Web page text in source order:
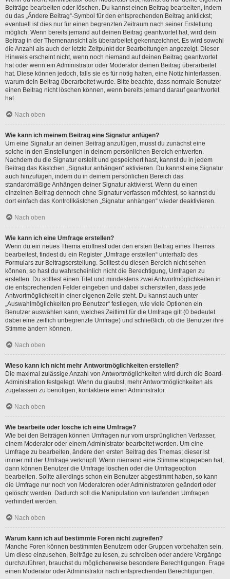
Beiträge bearbeiten oder löschen. Du kannst einen Beitrag bearbeiten, indem
du das „Ändere Beitrag“-Symbol für den entsprechenden Beitrag anklickst;
eventuell ist dies nur für einen begrenzten Zeitraum nach seiner Erstellung
möglich. Wenn bereits jemand auf deinen Beitrag geantwortet hat, wird dein
Beitrag in der Themenansicht als überarbeitet gekennzeichnet. Es wird sowohl
die Anzahl als auch der letzte Zeitpunkt der Bearbeitungen angezeigt. Dieser
Hinweis erscheint nicht, wenn noch niemand auf deinen Beitrag geantwortet
hat oder wenn ein Administrator oder Moderator deinen Beitrag überarbeitet
hat. Diese können jedoch, falls sie es für nötig halten, eine Notiz hinterlassen,
warum dein Beitrag überarbeitet wurde. Bitte beachte, dass normale Benutzer
einen Beitrag nicht löschen können, wenn bereits jemand darauf geantwortet
hat.
Nach oben
Wie kann ich meinem Beitrag eine Signatur anfügen?
Um eine Signatur an deinen Beitrag anzufügen, musst du zunächst eine
solche in den Einstellungen in deinem persönlichen Bereich entwerfen.
Nachdem du die Signatur erstellt und gespeichert hast, kannst du in jedem
Beitrag das Kästchen „Signatur anhängen“ aktivieren. Du kannst eine Signatur
auch hinzufügen, indem du in deinem persönlichen Bereich das
standardmäßige Anhängen deiner Signatur aktivierst. Wenn du einen
einzelnen Beitrag dennoch ohne Signatur verfassen möchtest, so kannst du
dort einfach das Kontrollkästchen „Signatur anhängen“ wieder deaktivieren.
Nach oben
Wie kann ich eine Umfrage erstellen?
Wenn du ein neues Thema eröffnest oder den ersten Beitrag eines Themas
bearbeitest, findest du ein Register „Umfrage erstellen“ unterhalb des
Formulars zur Beitragserstellung. Solltest du diesen Bereich nicht sehen
können, so hast du wahrscheinlich nicht die Berechtigung, Umfragen zu
erstellen. Du solltest einen Titel und mindestens zwei Antwortmöglichkeiten in
die entsprechenden Felder eingeben und dabei sicherstellen, dass jede
Antwortmöglichkeit in einer eigenen Zeile steht. Du kannst auch unter
„Auswahlmöglichkeiten pro Benutzer“ festlegen, wie viele Optionen ein
Benutzer auswählen kann, welches Zeitlimit für die Umfrage gilt (0 bedeutet
dabei eine zeitlich unbegrenzte Umfrage) und schließlich, ob die Benutzer ihre
Stimme ändern können.
Nach oben
Wieso kann ich nicht mehr Antwortmöglichkeiten erstellen?
Die maximal zulässige Anzahl von Antwortmöglichkeiten wird durch die Board-
Administration festgelegt. Wenn du glaubst, mehr Antwortmöglichkeiten als
zugelassen zu benötigen, kontaktiere einen Administrator.
Nach oben
Wie bearbeite oder lösche ich eine Umfrage?
Wie bei den Beiträgen können Umfragen nur vom ursprünglichen Verfasser,
einem Moderator oder einem Administrator bearbeitet werden. Um eine
Umfrage zu bearbeiten, ändere den ersten Beitrag des Themas; dieser ist
immer mit der Umfrage verknüpft. Wenn niemand eine Stimme abgegeben hat,
dann können Benutzer die Umfrage löschen oder die Umfrageoption
bearbeiten. Sollte allerdings schon ein Benutzer abgestimmt haben, so kann
die Umfrage nur noch von Moderatoren oder Administratoren geändert oder
gelöscht werden. Dadurch soll die Manipulation von laufenden Umfragen
verhindert werden.
Nach oben
Warum kann ich auf bestimmte Foren nicht zugreifen?
Manche Foren können bestimmten Benutzern oder Gruppen vorbehalten sein.
Um diese einzusehen, Beiträge zu lesen, zu schreiben oder andere Vorgänge
durchzuführen, brauchst du möglicherweise besondere Berechtigungen. Frage
einen Moderator oder Administrator nach entsprechenden Berechtigungen.